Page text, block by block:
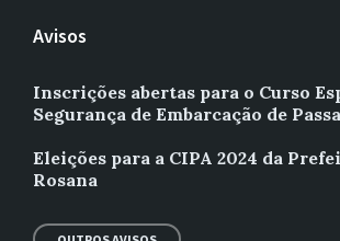
Avisos
Inscrições abertas para o Curso
Segurança de Embarcação de
Eleições para a CIPA 2024 da
Rosana